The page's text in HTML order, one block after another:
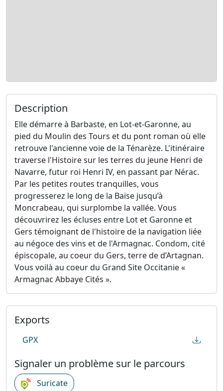
Description
Elle démarre à Barbaste, en Lot-et-Garonne, au
pied du Moulin des Tours et du pont roman où elle
retrouve l'ancienne voie de la Ténarèze. L'itinéraire
traverse l'Histoire sur les terres du jeune Henri de
Navarre, futur roi Henri IV, en passant par Nérac.
Par les petites routes tranquilles, vous
progresserez le long de la Baïse jusqu’à
Moncrabeau, qui surplombe la vallée. Vous
découvrirez les écluses entre Lot et Garonne et
Gers témoignant de l'histoire de la navigation liée
au négoce des vins et de l'Armagnac. Condom, cité
épiscopale, au coeur du Gers, terre de d’Artagnan.
Vous voilà au coeur du Grand Site Occitanie «
Armagnac Abbaye Cités ».
Exports
GPX
Signaler un problème sur le parcours
Suricate